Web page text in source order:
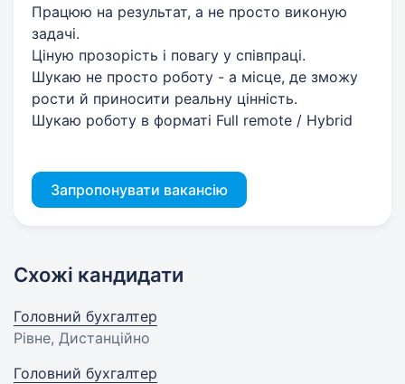
Працюю на результат, а не просто виконую
задачі.
Ціную прозорість і повагу у співпраці.
Шукаю не просто роботу - а місце, де зможу
рости й приносити реальну цінність.
Шукаю роботу в форматі Full remote / Hybrid
Запропонувати вакансію
Схожі кандидати
Головний бухгалтер
Рівне, Дистанційно
Головний бухгалтер